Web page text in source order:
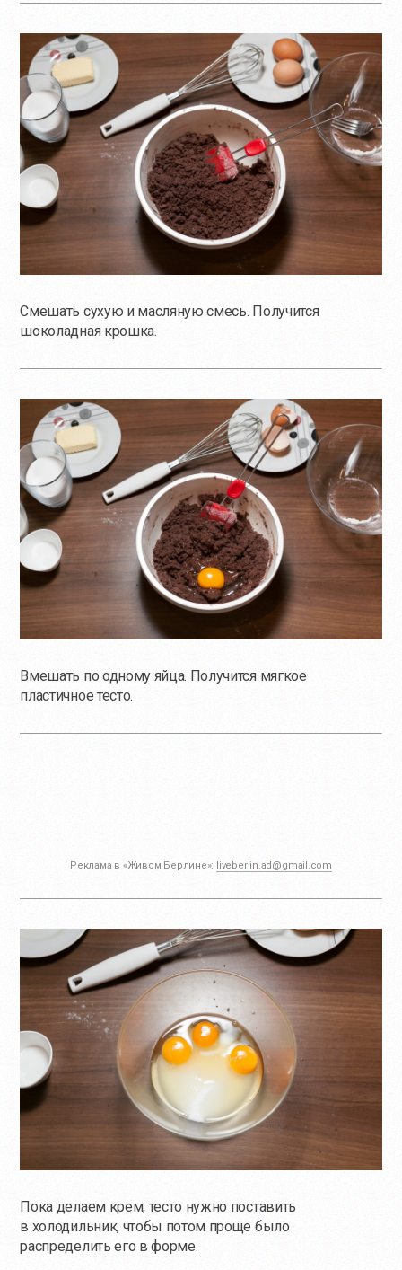
Смешать сухую и масляную смесь. Получится
шоколадная крошка.
Вмешать по одному яйца. Получится мягкое
пластичное тесто.
Реклама в «Живом Берлине»: liveberlin.ad@gmail.com
Пока делаем крем, тесто нужно поставить
в холодильник, чтобы потом проще было
распределить его в форме.